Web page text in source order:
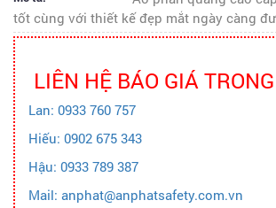
tốt cùng với thiết kế đẹp mắt ngày càng
LIÊN HỆ BÁO GIÁ
Lan: 0933 760 757
Hiếu: 0902 675 343
Hậu: 0933 789 387
Mail: anphat@anphatsafety.com.vn